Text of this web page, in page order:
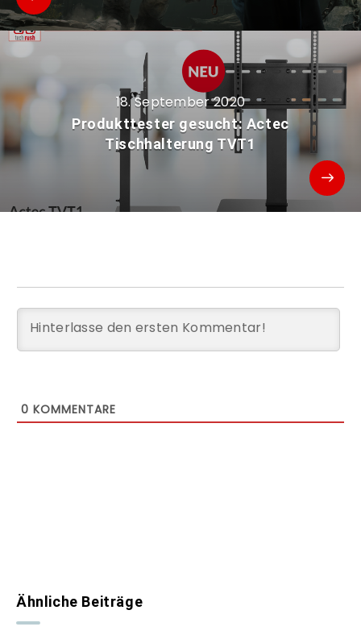
18. September 2020
Produkttester gesucht: Actec
Tischhalterung TVT1
0 KOMMENTARE
Ähnliche Beiträge